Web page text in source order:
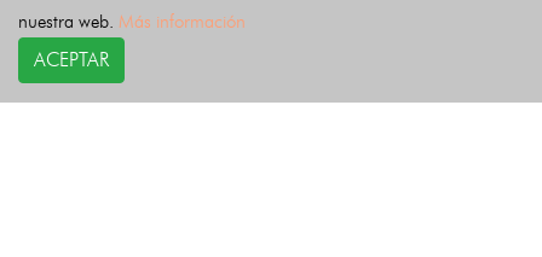
nuestra web. Más información
ACEPTAR